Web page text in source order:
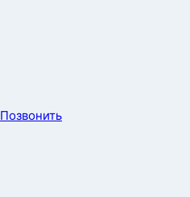
Позвонить